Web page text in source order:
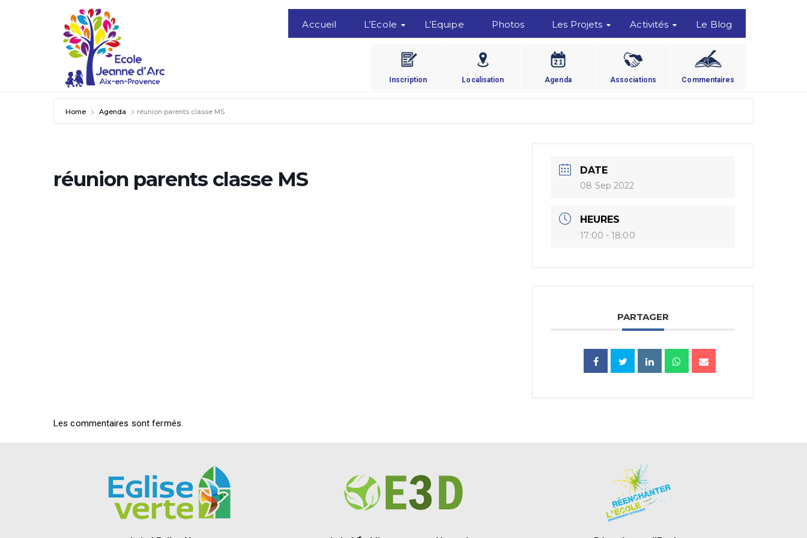
Accueil L’Ecole L’Equipe Photos Les Projets Activités Le Blog
Inscription Localisation Agenda Associations Commentaires
Home Agenda réunion parents classe MS
réunion parents classe MS DATE
08 Sep 2022
HEURES
17:00 - 18:00
PARTAGER
Les commentaires sont fermés.